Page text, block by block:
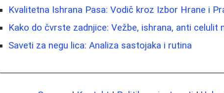
Kvalitetna Ishrana Pasa: Vodič kroz Izbor Hrane i
Kako do čvrste zadnjice: Vežbe, ishrana, anti celulit
Saveti za negu lica: Analiza sastojaka i rutina